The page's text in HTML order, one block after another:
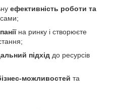
ефективність роботи та
на ринку і створюєте
підхід до ресурсів
можливостей та